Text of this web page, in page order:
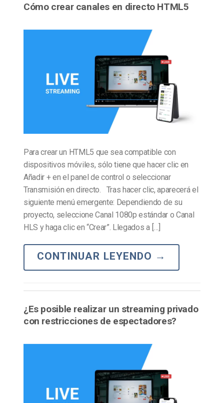
Cómo crear canales en directo HTML5
Para crear un HTML5 que sea compatible con
dispositivos móviles, sólo tiene que hacer clic en
Añadir + en el panel de control o seleccionar
Transmisión en directo. Tras hacer clic, aparecerá el
siguiente menú emergente: Dependiendo de su
proyecto, seleccione Canal 1080p estándar o Canal
HLS y haga clic en “Crear”. Llegados a […]
CONTINUAR LEYENDO →
¿Es posible realizar un streaming privado
con restricciones de espectadores?